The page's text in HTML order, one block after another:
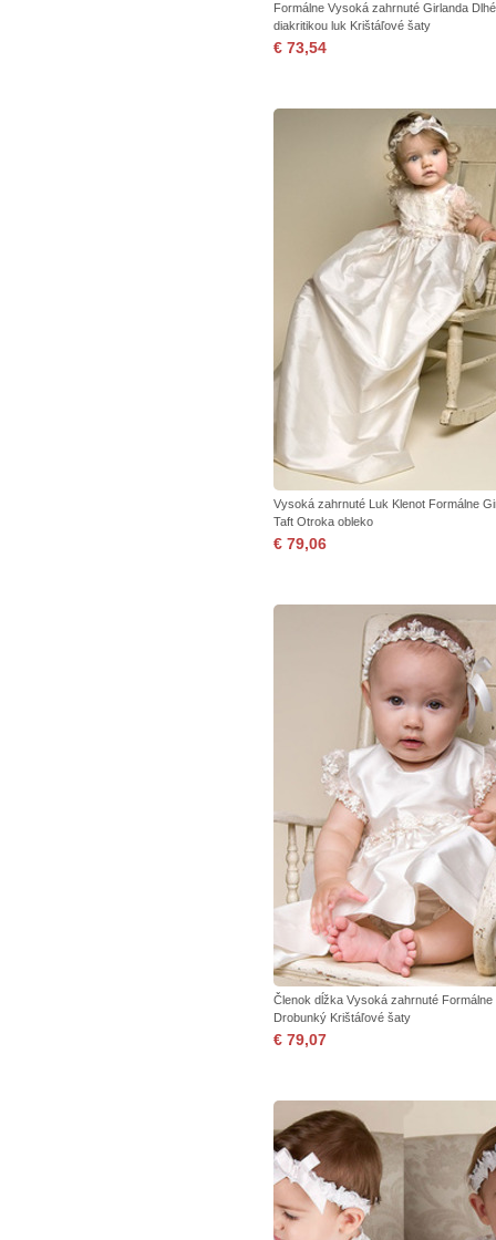
Formálne Vysoká zahrnuté Girlanda
diakritikou luk Krištáľové šaty
€ 73,54
Vysoká zahrnuté Luk Klenot Formálne
Taft Otroka obleko
€ 79,06
Členok dĺžka Vysoká zahrnuté Formálne
Drobunký Krištáľové šaty
€ 79,07